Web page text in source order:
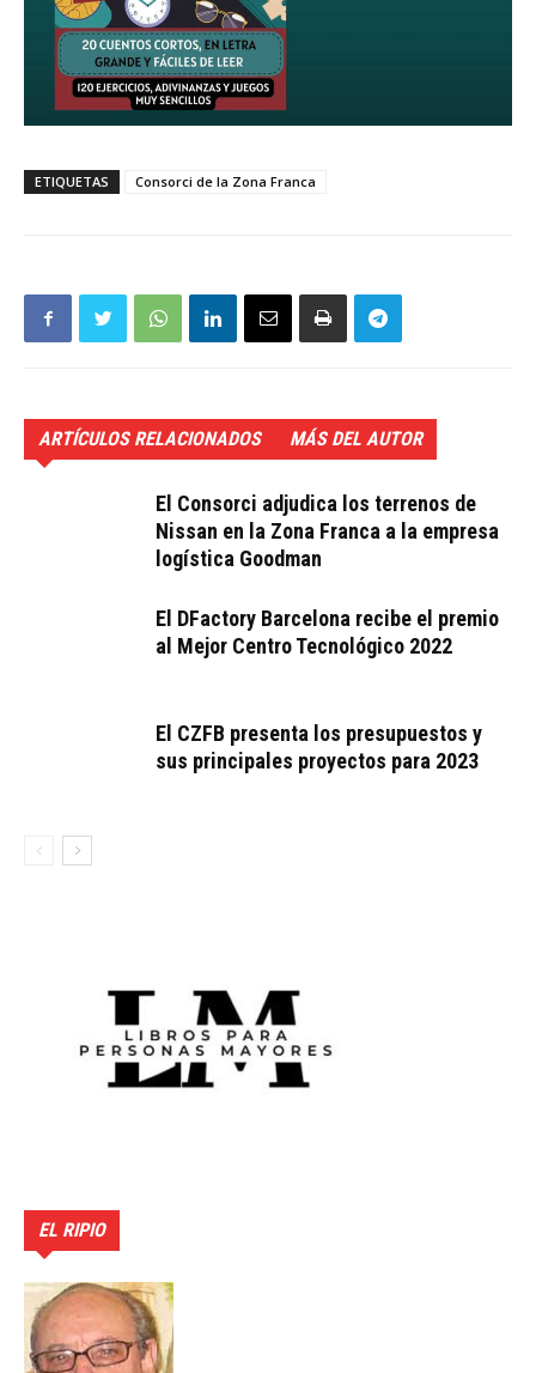
ETIQUETAS Consorci de la Zona Franca
ARTÍCULOS RELACIONADOS MÁS DEL AUTOR
El Consorci adjudica los terrenos de
Nissan en la Zona Franca a la empresa
logística Goodman
El DFactory Barcelona recibe el premio
al Mejor Centro Tecnológico 2022
El CZFB presenta los presupuestos y
sus principales proyectos para 2023
EL RIPIO